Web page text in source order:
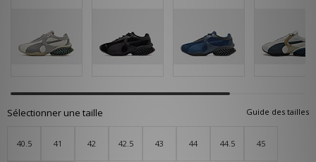
Guide des tailles
Sélectionner une taille
40.5 41 42 42.5 43 44 44.5 45